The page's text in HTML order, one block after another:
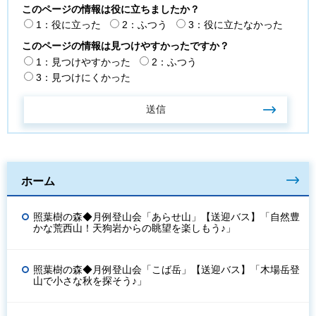
このページの情報は役に立ちましたか？
1：役に立った
2：ふつう
3：役に立たなかった
このページの情報は見つけやすかったですか？
1：見つけやすかった
2：ふつう
3：見つけにくかった
ホーム
照葉樹の森◆月例登山会「あらせ山」【送迎バス】「自然豊
かな荒西山！天狗岩からの眺望を楽しもう♪」
照葉樹の森◆月例登山会「こば岳」【送迎バス】「木場岳登
山で小さな秋を探そう♪」